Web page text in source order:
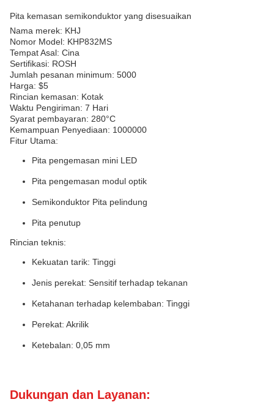
Pita kemasan semikonduktor yang disesuaikan
Nama merek: KHJ
Nomor Model: KHP832MS
Tempat Asal: Cina
Sertifikasi: ROSH
Jumlah pesanan minimum: 5000
Harga: $5
Rincian kemasan: Kotak
Waktu Pengiriman: 7 Hari
Syarat pembayaran: 280°C
Kemampuan Penyediaan: 1000000
Fitur Utama:
Pita pengemasan mini LED
Pita pengemasan modul optik
Semikonduktor Pita pelindung
Pita penutup
Rincian teknis:
Kekuatan tarik: Tinggi
Jenis perekat: Sensitif terhadap tekanan
Ketahanan terhadap kelembaban: Tinggi
Perekat: Akrilik
Ketebalan: 0,05 mm
Dukungan dan Layanan: